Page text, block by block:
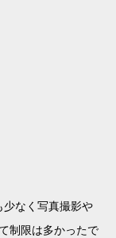
少なく写真撮影や
制限は多かったで